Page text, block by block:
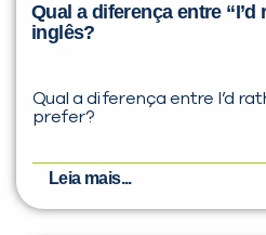
Qual a diferença entre “I’d
inglês?
Qual a diferença entre I’d
prefer?
Leia mais...